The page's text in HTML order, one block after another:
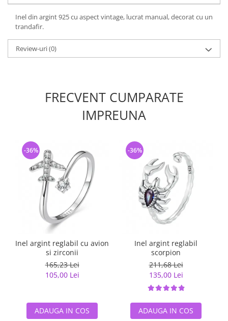
Inel din argint 925 cu aspect vintage, lucrat manual, decorat cu un
trandafir.
Review-uri(0)
FRECVENT CUMPARATE
IMPREUNA
Inel argint reglabil cu avion
si zirconii
165,23 Lei
105,00 Lei
-36%
ADAUGA IN COS
Inel argint reglabil
scorpion
211,68 Lei
135,00 Lei
-36%
ADAUGA IN COS